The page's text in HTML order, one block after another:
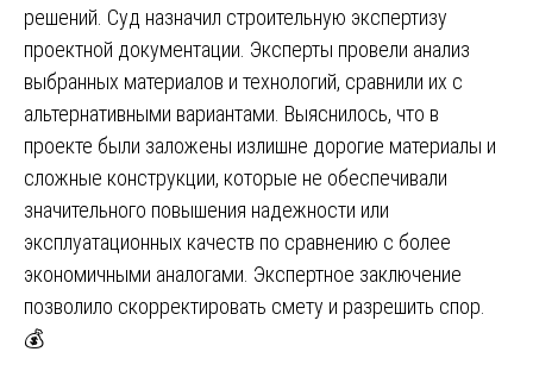
решений. Суд назначил строительную экспертизу
проектной документации. Эксперты провели анализ
выбранных материалов и технологий, сравнили их с
альтернативными вариантами. Выяснилось, что в
проекте были заложены излишне дорогие материалы и
сложные конструкции, которые не обеспечивали
значительного повышения надежности или
эксплуатационных качеств по сравнению с более
экономичными аналогами. Экспертное заключение
позволило скорректировать смету и разрешить спор.
💰